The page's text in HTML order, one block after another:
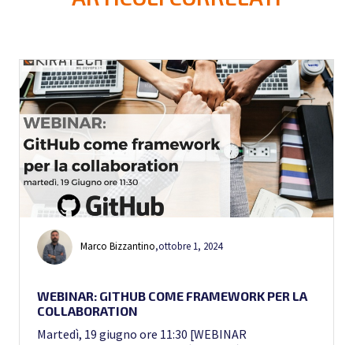
Marco Bizzantino,ottobre 1, 2024
WEBINAR: GITHUB COME FRAMEWORK PER LA
COLLABORATION
Martedì, 19 giugno ore 11:30 [WEBINAR